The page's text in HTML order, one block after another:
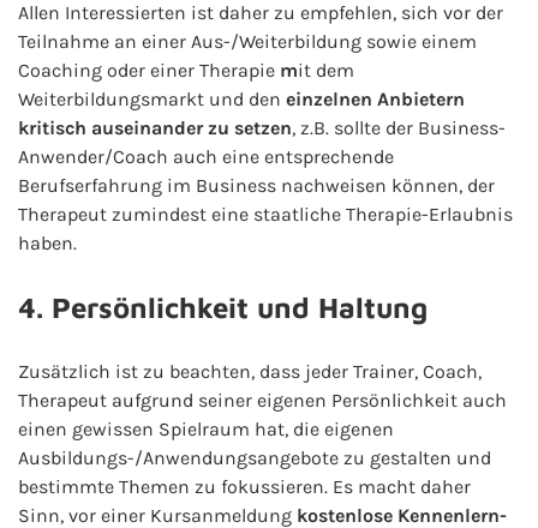
Allen Interessierten ist daher zu empfehlen, sich vor der
Teilnahme an einer Aus-/Weiterbildung sowie einem
Coaching oder einer Therapie mit dem
Weiterbildungsmarkt und den einzelnen Anbietern
kritisch auseinander zu setzen, z.B. sollte der Business-
Anwender/Coach auch eine entsprechende
Berufserfahrung im Business nachweisen können, der
Therapeut zumindest eine staatliche Therapie-Erlaubnis
haben.
4. Persönlichkeit und Haltung
Zusätzlich ist zu beachten, dass jeder Trainer, Coach,
Therapeut aufgrund seiner eigenen Persönlichkeit auch
einen gewissen Spielraum hat, die eigenen
Ausbildungs-/Anwendungsangebote zu gestalten und
bestimmte Themen zu fokussieren. Es macht daher
Sinn, vor einer Kursanmeldung kostenlose Kennenlern-